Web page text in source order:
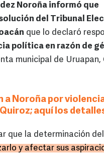
Noroña informó que
del Tribunal
que lo declaró
política en razón de
municipal de Uruapan,
a Noroña por
aquí los
que la determinación
y afectar sus